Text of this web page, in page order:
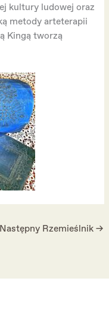
kultury ludowej oraz
metody arteterapii
Kingą tworzą
Następny Rzemieślnik→